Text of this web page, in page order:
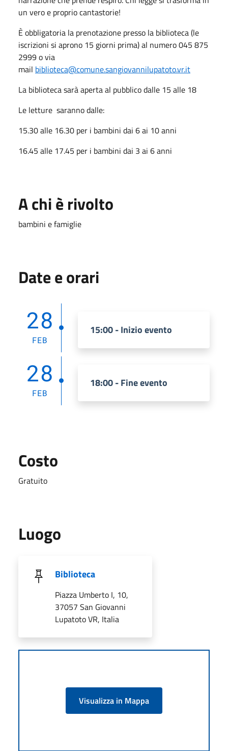
un vero e proprio cantastorie!
È obbligatoria la prenotazione presso la biblioteca (le
iscrizioni si aprono 15 giorni prima) al numero 045 875
2999 o via
mail biblioteca@comune.sangiovannilupatoto.vr.it
La biblioteca sarà aperta al pubblico dalle 15 alle 18
Le letture saranno dalle:
15.30 alle 16.30 per i bambini dai 6 ai 10 anni
16.45 alle 17.45 per i bambini dai 3 ai 6 anni
A chi è rivolto
bambini e famiglie
Date e orari
28
FEB
15:00 - Inizio evento
28
FEB
18:00 - Fine evento
Costo
Gratuito
Luogo
Biblioteca
Piazza Umberto I, 10,
37057 San Giovanni
Lupatoto VR, Italia
Visualizza in Mappa